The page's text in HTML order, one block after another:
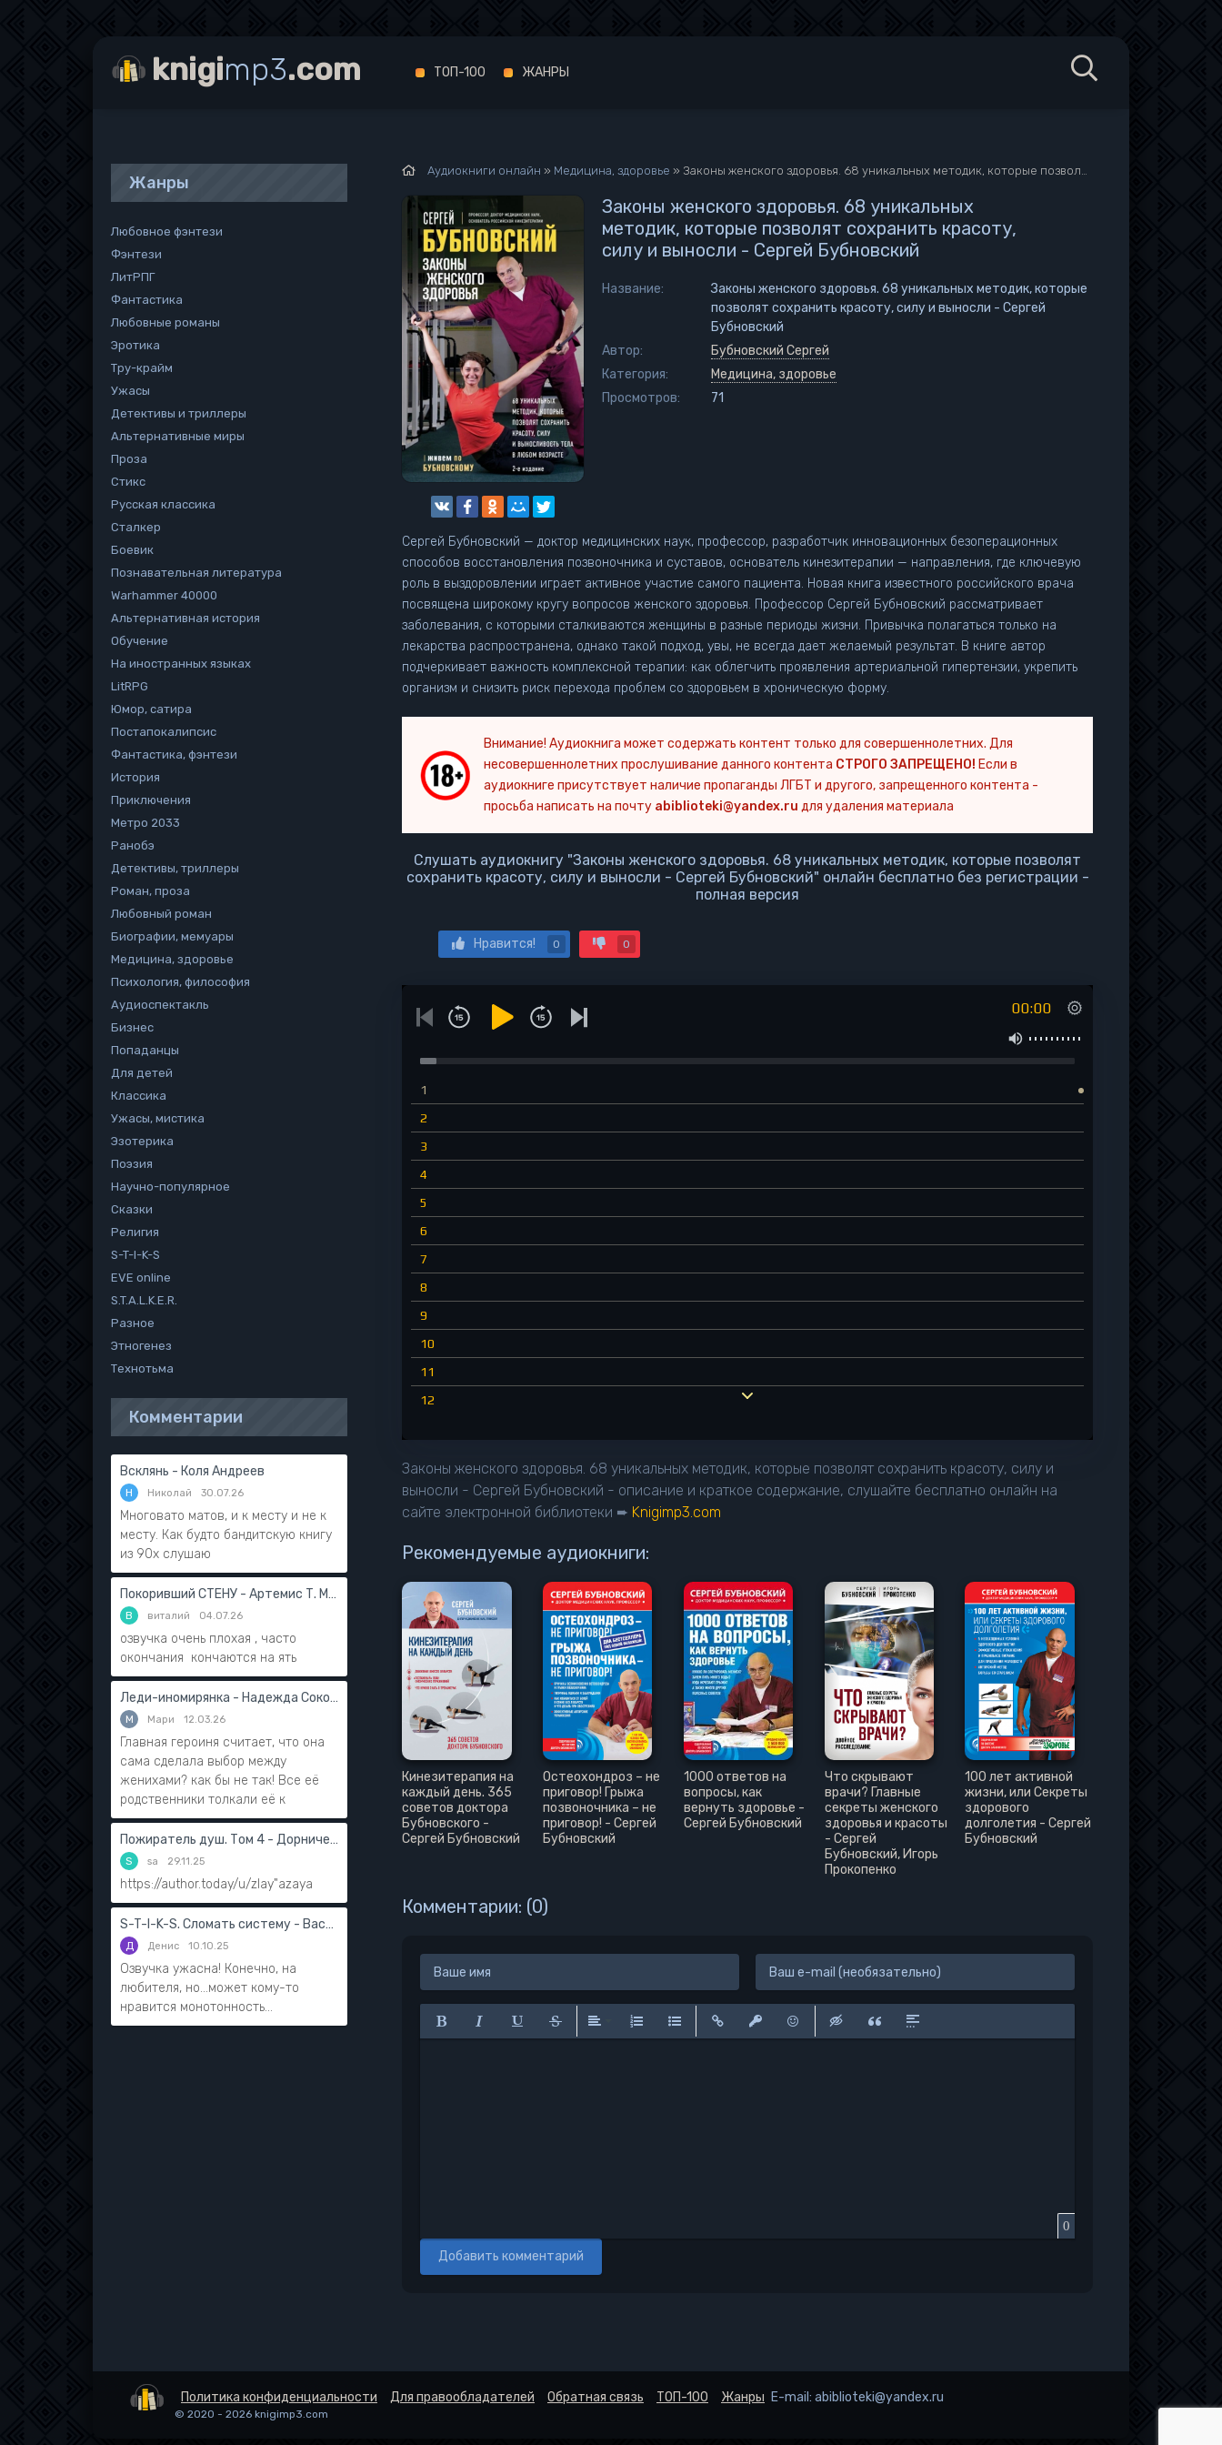
Аудиокниги онлайн » Медицина, здоровье » Законы женского здоровья. 68 уникальных методик, которые позволят сохранить красоту, силу и выносли - Сергей Бубновский
Законы женского здоровья. 68 уникальных
методик, которые позволят сохранить красоту,
силу и выносли - Сергей Бубновский
Название:
Законы женского здоровья. 68 уникальных методик, которые
позволят сохранить красоту, силу и выносли - Сергей
Бубновский
Автор:
Бубновский Сергей
Категория:
Медицина, здоровье
Просмотров:
71
Сергей Бубновский — доктор медицинских наук, профессор, разработчик инновационных безоперационных
способов восстановления позвоночника и суставов, основатель кинезитерапии — направления, где ключевую
роль в выздоровлении играет активное участие самого пациента. Новая книга известного российского врача
посвящена широкому кругу вопросов женского здоровья. Профессор Сергей Бубновский рассматривает
заболевания, с которыми сталкиваются женщины в разные периоды жизни. Привычка полагаться только на
лекарства распространена, однако такой подход, увы, не всегда дает желаемый результат. В книге автор
подчеркивает важность комплексной терапии: как облегчить проявления артериальной гипертензии, укрепить
организм и снизить риск перехода проблем со здоровьем в хроническую форму.
Внимание! Аудиокнига может содержать контент только для совершеннолетних. Для
несовершеннолетних прослушивание данного контента СТРОГО ЗАПРЕЩЕНО! Если в
аудиокниге присутствует наличие пропаганды ЛГБТ и другого, запрещенного контента -
просьба написать на почту abiblioteki@yandex.ru для удаления материала
Слушать аудиокнигу "Законы женского здоровья. 68 уникальных методик, которые позволят
сохранить красоту, силу и выносли - Сергей Бубновский" онлайн бесплатно без регистрации -
полная версия
Нравится! 0 0
00:00
1
2
3
4
5
6
7
8
9
10
11
12
15
16
19
20
21
22
23
Законы женского здоровья. 68 уникальных методик, которые позволят сохранить красоту, силу и
выносли - Сергей Бубновский - описание и краткое содержание, слушайте бесплатно онлайн на
сайте электронной библиотеки ➨ Knigimp3.com
Рекомендуемые аудиокниги:
Кинезитерапия на
каждый день. 365
советов доктора
Бубновского -
Сергей Бубновский
Остеохондроз – не
приговор! Грыжа
позвоночника – не
приговор! - Сергей
Бубновский
1000 ответов на
вопросы, как
вернуть здоровье -
Сергей Бубновский
Что скрывают
врачи? Главные
секреты женского
здоровья и красоты
- Сергей
Бубновский, Игорь
Прокопенко
100 лет активной
жизни, или Секреты
здорового
долголетия - Сергей
Бубновский
Комментарии: (0)
0
Добавить комментарий
Жанры
Любовное фэнтези
Фэнтези
ЛитРПГ
Фантастика
Любовные романы
Эротика
Тру-крайм
Ужасы
Детективы и триллеры
Альтернативные миры
Проза
Стикс
Русская классика
Сталкер
Боевик
Познавательная литература
Warhammer 40000
Альтернативная история
Обучение
На иностранных языках
LitRPG
Юмор, сатира
Постапокалипсис
Фантастика, фэнтези
История
Приключения
Метро 2033
Ранобэ
Детективы, триллеры
Роман, проза
Любовный роман
Биографии, мемуары
Медицина, здоровье
Психология, философия
Аудиоспектакль
Бизнес
Попаданцы
Для детей
Классика
Ужасы, мистика
Эзотерика
Поэзия
Научно-популярное
Сказки
Религия
S-T-I-K-S
EVE online
S.T.A.L.K.E.R.
Разное
Этногенез
Технотьма
Комментарии
Всклянь - Коля Андреев
Н Николай 30.07.26
Многовато матов, и к месту и не к
месту. Как будто бандитскую книгу
из 90х слушаю
Покоривший СТЕНУ - Артемис Т. Мантикор
В виталий 04.07.26
озвучка очень плохая , часто
окончания кончаются на ять
Леди-иномирянка - Надежда Соколова
М Мари 12.03.26
Главная героиня считает, что она
сама сделала выбор между
женихами? как бы не так! Все её
родственники толкали её к
Пожиратель душ. Том 4 - Дорничев Дмитрий
S sa 29.11.25
https://author.today/u/zlay"azaya
S-T-I-K-S. Сломать систему - Василий Мушинский
Д Денис 10.10.25
Озвучка ужасна! Конечно, на
любителя, но...может кому-то
нравится монотонность...
knigimp3.com ТОП-100 ЖАНРЫ
Политика конфиденциальности Для правообладателей Обратная связь ТОП-100 Жанры E-mail: abiblioteki@yandex.ru
© 2020 - 2026 knigimp3.com